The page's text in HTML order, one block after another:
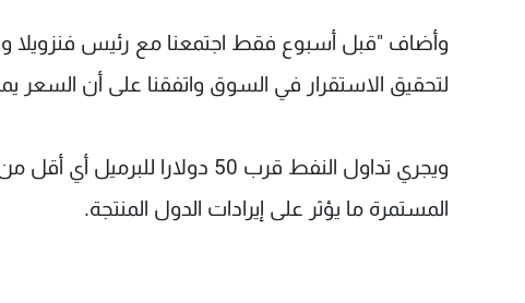
وأضاف "قبل أسبوع فقط اجتمعنا مع رئيس فنزويلا
لتحقيق الاستقرار في السوق واتفقنا على أن السعر يمكن أن
المستمرة ما يؤثر على إيرادات الدول المنتجة.